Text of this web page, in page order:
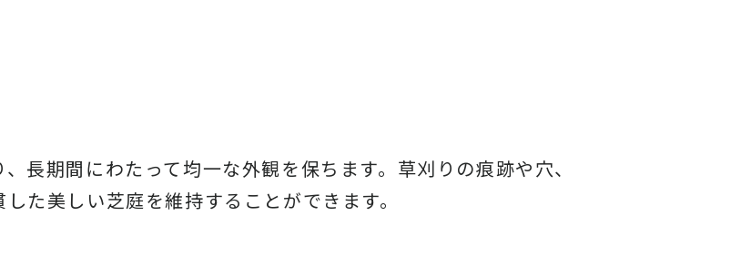
長期間にわたって均一な外観を保ちます。草刈りの痕跡や穴、
た美しい芝庭を維持することができます。